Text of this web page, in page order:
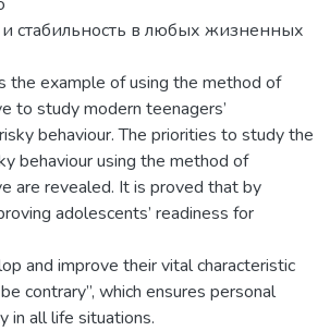
стабильность в любых жизненных
the example of using the method of
to study modern teenagers’
behaviour. The priorities to study the
behaviour using the method of
are revealed. It is proved that by
adolescents’ readiness for
and improve their vital characteristic
contrary”, which ensures personal
in all life situations.